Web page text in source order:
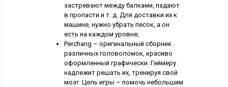
застревают между балками, падают
в пропасти и т. д. Для доставки их к
машине, нужно убрать песок, а он
есть на каждом уровне;
Perchang – оригинальный сборник
различных головоломок, красиво
оформленный графически. Геймеру
надлежит решать их, тренируя свой
мозг. Цель игры – помочь небольшим